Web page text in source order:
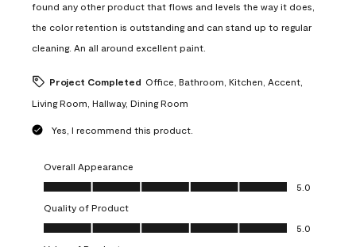
found any other product that flows and levels the way it does,
the color retention is outstanding and can stand up to regular
cleaning. An all around excellent paint.
Project Completed Office, Bathroom, Kitchen, Accent,
Living Room, Hallway, Dining Room
Yes, I recommend this product.
Overall Appearance
Overall Appearance, 5.0 out of 5
5.0
Quality of Product
Quality of Product, 5.0 out of 5
5.0